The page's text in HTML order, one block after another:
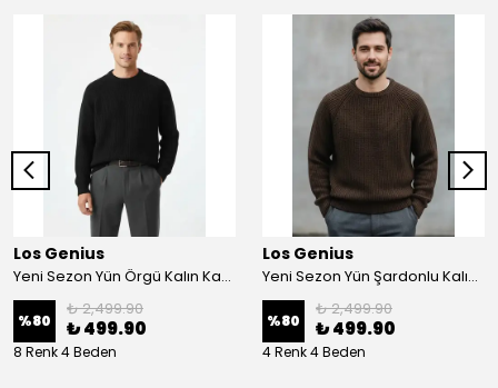
Los Genius
Yeni Sezon Yün Örgü Kalın Kazak
%80
₺ 2,499.90
₺ 499.90
8 Renk 4 Beden
Los Genius
Yeni Sezon Yün Şardonlu Kalın Kazak
%80
₺ 2,499.90
₺ 499.90
4 Renk 4 Beden